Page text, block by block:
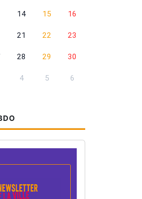
14 15 16
21 22 23
28 29 30
4 5 6